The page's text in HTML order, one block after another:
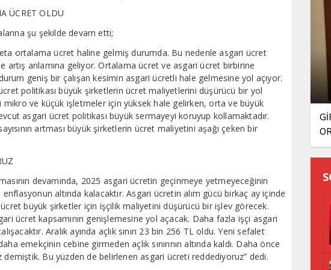
ÜCRET OLDU
şu şekilde devam etti;
ortalama ücret haline gelmiş durumda. Bu nedenle asgari ücret
artış anlamına geliyor. Ortalama ücret ve asgari ücret birbirine
geniş bir çalışan kesimin asgari ücretli hale gelmesine yol açıyor.
politikası büyük şirketlerin ücret maliyetlerini düşürücü bir yol
mikro ve küçük işletmeler için yüksek hale gelirken, orta ve büyük
asgari ücret politikası büyük sermayeyi koruyup kollamaktadır.
artması büyük şirketlerin ücret maliyetini aşağı çeken bir
devamında, 2025 asgari ücretin geçinmeye yetmeyeceğinin
enflasyonun altında kalacaktır. Asgari ücretin alım gücü birkaç ay içinde
büyük şirketler için işçilik maliyetini düşürücü bir işlev görecek.
ücret kapsamının genişlemesine yol açacak. Daha fazla işçi asgari
Aralık ayında açlık sınırı 23 bin 256 TL oldu. Yeni sefalet
emekçinin cebine girmeden açlık sınırının altında kaldı. Daha önce
demiştik. Bu yüzden de belirlenen asgari ücreti reddediyoruz” dedi.